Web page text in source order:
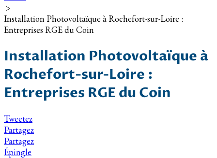
>
Installation Photovoltaïque à Rochefort-sur-Loire :
Entreprises RGE du Coin
Installation Photovoltaïque à
Rochefort-sur-Loire :
Entreprises RGE du Coin
Tweetez
Partagez
Partagez
Épingle